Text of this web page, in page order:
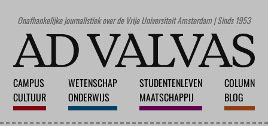
Onafhankelijke journalistiek over de Vrije Universiteit Amsterdam | Sinds 1953
CAMPUS
CULTUUR
WETENSCHAP
ONDERWIJS
STUDENTENLEVEN
MAATSCHAPPIJ
COLUMN
BLOG